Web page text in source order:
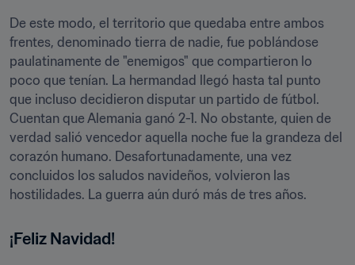
De este modo, el territorio que quedaba entre ambos
frentes, denominado tierra de nadie, fue poblándose
paulatinamente de "enemigos" que compartieron lo
poco que tenían. La hermandad llegó hasta tal punto
que incluso decidieron disputar un partido de fútbol.
Cuentan que Alemania ganó 2-1. No obstante, quien de
verdad salió vencedor aquella noche fue la grandeza del
corazón humano. Desafortunadamente, una vez
concluidos los saludos navideños, volvieron las
hostilidades. La guerra aún duró más de tres años.
¡Feliz Navidad!